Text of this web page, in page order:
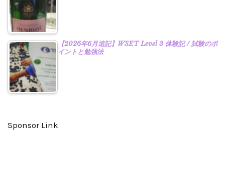
【2026年6月追記】WSET Level 3 体験記 / 試験のポ
イントと勉強法
Sponsor Link